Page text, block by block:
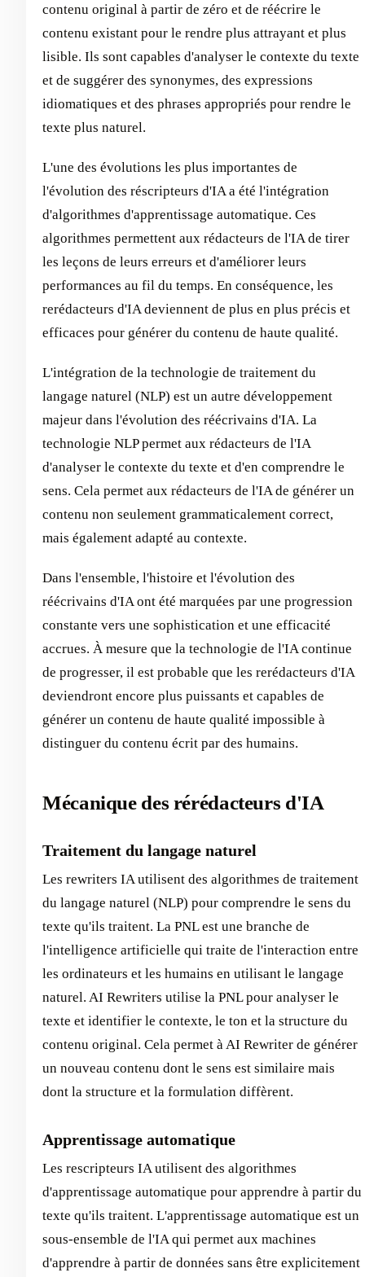
contenu original à partir de zéro et de réécrire le
contenu existant pour le rendre plus attrayant et plus
lisible. Ils sont capables d'analyser le contexte du texte
et de suggérer des synonymes, des expressions
idiomatiques et des phrases appropriés pour rendre le
texte plus naturel.
L'une des évolutions les plus importantes de
l'évolution des réscripteurs d'IA a été l'intégration
d'algorithmes d'apprentissage automatique. Ces
algorithmes permettent aux rédacteurs de l'IA de tirer
les leçons de leurs erreurs et d'améliorer leurs
performances au fil du temps. En conséquence, les
rerédacteurs d'IA deviennent de plus en plus précis et
efficaces pour générer du contenu de haute qualité.
L'intégration de la technologie de traitement du
langage naturel (NLP) est un autre développement
majeur dans l'évolution des réécrivains d'IA. La
technologie NLP permet aux rédacteurs de l'IA
d'analyser le contexte du texte et d'en comprendre le
sens. Cela permet aux rédacteurs de l'IA de générer un
contenu non seulement grammaticalement correct,
mais également adapté au contexte.
Dans l'ensemble, l'histoire et l'évolution des
réécrivains d'IA ont été marquées par une progression
constante vers une sophistication et une efficacité
accrues. À mesure que la technologie de l'IA continue
de progresser, il est probable que les rerédacteurs d'IA
deviendront encore plus puissants et capables de
générer un contenu de haute qualité impossible à
distinguer du contenu écrit par des humains.
Mécanique des rérédacteurs d'IA
Traitement du langage naturel
Les rewriters IA utilisent des algorithmes de traitement
du langage naturel (NLP) pour comprendre le sens du
texte qu'ils traitent. La PNL est une branche de
l'intelligence artificielle qui traite de l'interaction entre
les ordinateurs et les humains en utilisant le langage
naturel. AI Rewriters utilise la PNL pour analyser le
texte et identifier le contexte, le ton et la structure du
contenu original. Cela permet à AI Rewriter de générer
un nouveau contenu dont le sens est similaire mais
dont la structure et la formulation diffèrent.
Apprentissage automatique
Les rescripteurs IA utilisent des algorithmes
d'apprentissage automatique pour apprendre à partir du
texte qu'ils traitent. L'apprentissage automatique est un
sous-ensemble de l'IA qui permet aux machines
d'apprendre à partir de données sans être explicitement